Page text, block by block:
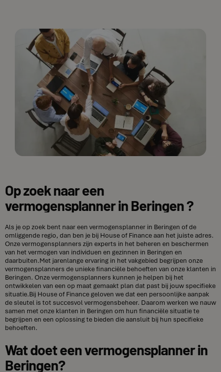
Op zoek naar een
vermogensplanner in Beringen ?
Als je op zoek bent naar een vermogensplanner in Beringen of de
omliggende regio, dan ben je bij House of Finance aan het juiste adres.
Onze vermogensplanners zijn experts in het beheren en beschermen
van het vermogen van individuen en gezinnen in Beringen en
daarbuiten.Met jarenlange ervaring in het vakgebied begrijpen onze
vermogensplanners de unieke financiële behoeften van onze klanten in
Beringen. Onze vermogensplanners kunnen je helpen bij het
ontwikkelen van een op maat gemaakt plan dat past bij jouw specifieke
situatie.Bij House of Finance geloven we dat een persoonlijke aanpak
de sleutel is tot succesvol vermogensbeheer. Daarom werken we nauw
samen met onze klanten in Beringen om hun financiële situatie te
begrijpen en een oplossing te bieden die aansluit bij hun specifieke
behoeften.
Wat doet een vermogensplanner in
Beringen?